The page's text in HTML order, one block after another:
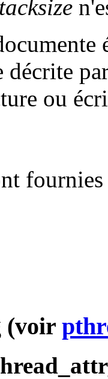
décrite
ou
(voir